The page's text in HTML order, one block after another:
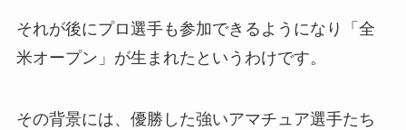
それが後にプロ選手も参加できるようになり「全
米オープン」が生まれたというわけです。
その背景には、優勝した強いアマチュア選手たち